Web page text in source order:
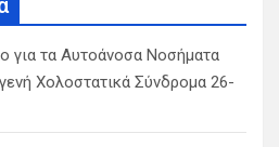
για τα Αυτοάνοσα Νοσήματα
Χολοστατικά Σύνδρομα 26-